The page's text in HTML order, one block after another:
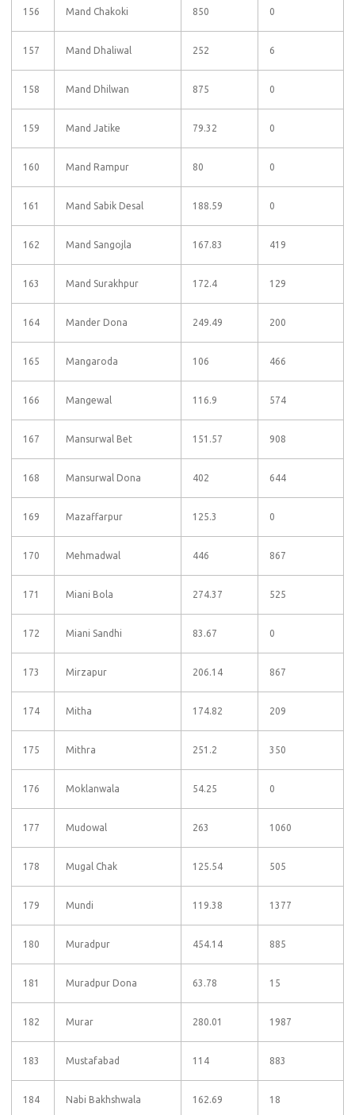
156 Mand Chakoki 850 0
157 Mand Dhaliwal 252 6
158 Mand Dhilwan 875 0
159 Mand Jatike 79.32 0
160 Mand Rampur 80 0
161 Mand Sabik Desal 188.59 0
162 Mand Sangojla 167.83 419
163 Mand Surakhpur 172.4 129
164 Mander Dona 249.49 200
165 Mangaroda 106 466
166 Mangewal 116.9 574
167 Mansurwal Bet 151.57 908
168 Mansurwal Dona 402 644
169 Mazaffarpur 125.3 0
170 Mehmadwal 446 867
171 Miani Bola 274.37 525
172 Miani Sandhi 83.67 0
173 Mirzapur 206.14 867
174 Mitha 174.82 209
175 Mithra 251.2 350
176 Moklanwala 54.25 0
177 Mudowal 263 1060
178 Mugal Chak 125.54 505
179 Mundi 119.38 1377
180 Muradpur 454.14 885
181 Muradpur Dona 63.78 15
182 Murar 280.01 1987
183 Mustafabad 114 883
184 Nabi Bakhshwala 162.69 18